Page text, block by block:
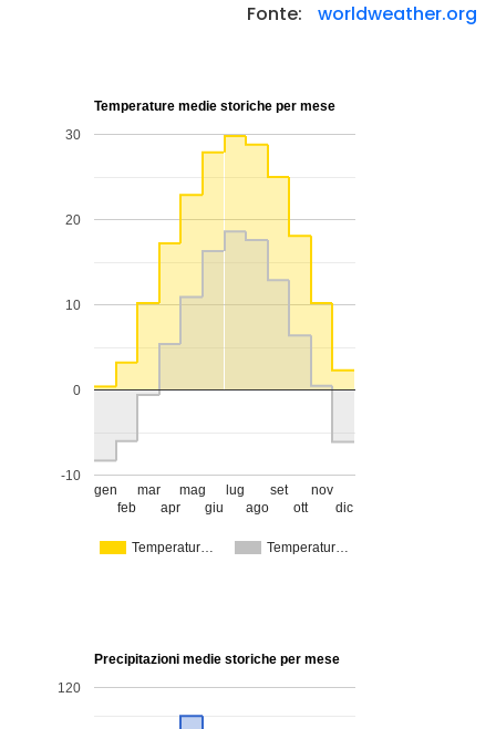
Fonte: worldweather.org
Temperature medie storiche per mese
Temperatur… Temperatur…
gen
feb
mar
apr
mag
giu
lug
ago
set
ott
nov
dic
-10
0
10
20
30
Precipitazioni medie storiche per mese
120